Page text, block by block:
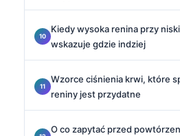
Kiedy wysoka renina przy
wskazuje gdzie indziej
Wzorce ciśnienia krwi, które
reniny jest przydatne
O co zapytać przed